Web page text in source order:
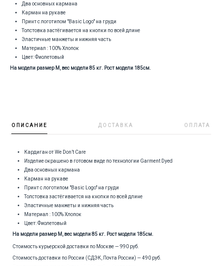
Два основных кармана
Карман на рукаве
Принт с логотипом "Basic Logo" на груди
Толстовка застёгивается на кнопки по всей длине
Эластичные манжеты и нижняя часть
Материал : 100% Хлопок
Цвет: Фиолетовый
На модели размер M, вес модели 85 кг. Рост модели 185см.
ОПИСАНИЕ ДОСТАВКА ОПЛАТА
Кардиган от We Don’t Care
Изделие окрашено в готовом виде по технологии Garment Dyed
Два основных кармана
Карман на рукаве
Принт с логотипом "Basic Logo" на груди
Толстовка застёгивается на кнопки по всей длине
Эластичные манжеты и нижняя часть
Материал : 100% Хлопок
Цвет: Фиолетовый
На модели размер M, вес модели 85 кг. Рост модели 185см.
Стоимость курьерской доставки по Москве — 990 руб.
Стоимость доставки по России (СДЭК, Почта России) — 490 руб.